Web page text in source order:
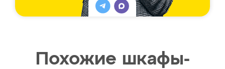
Похожие шкафы-